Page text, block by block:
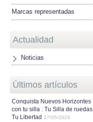
Marcas representadas
Actualidad
Noticias
Últimos artículos
Conquista Nuevos Horizontes
con tu silla : Tu Silla de ruedas,
Tu Libertad
27/05/2024